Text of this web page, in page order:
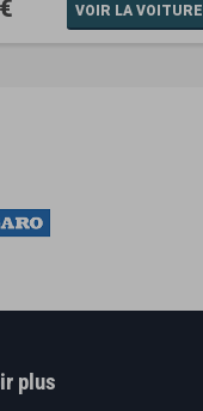
VOIR LA VOITURE
plus